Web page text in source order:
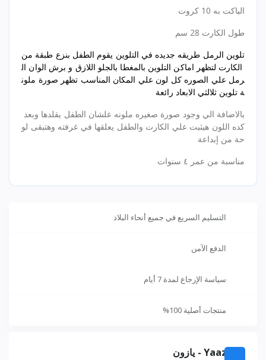
الباكت به 10 كروت
طول الكارت 28 سم
تلوين الرمل طريقه جديده في التلوين يقوم الطفل بنزع طبقة من
الكارت لتظهر اماكن التلوين بالمغطا بالجلو اللازق و برش الوان ال
رمل علي الصوره كل لون علي المكان المناسب تظهر صورة ملون
ة تلوين ثلالثي الابعاد رائعة
بالاضافة الي وجود صورة صغيره ملونه علشان الطفل يقلدها وبعد
كده اللون هيثبت علي الكارت والطفل يعلقها في غرفته وهتبقى لو
حة من إبداعة
مناسبة من عمر ٤ سنوات
الباكت به 10 كروت
التسليم السريع في جميع أنحاء البلاد
الدفع الآمن
سياسة الإرجاع لمدة 7 أيام
منتجات أصلية 100%
Yaazoon - يازون